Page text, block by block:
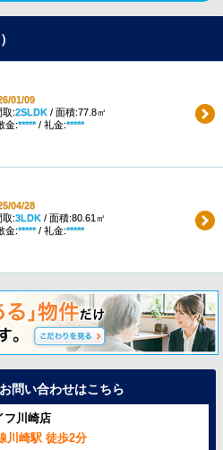
01/09
取:2SLDK/ 面積:77.8㎡
金:*****/ 礼金:*****
04/28
取:3LDK/ 面積:80.61㎡
金:*****/ 礼金:*****
問い合わせはこちら
フ川崎店
川崎駅 徒歩2分